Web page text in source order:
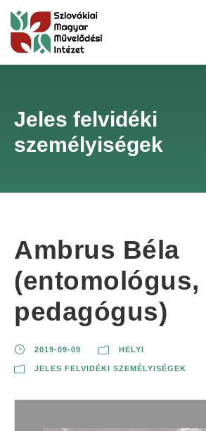
Jeles felvidéki
személyiségek
Ambrus Béla
(entomológus,
pedagógus)
2019-09-09 HELYI
JELES FELVIDÉKI SZEMÉLYISÉGEK